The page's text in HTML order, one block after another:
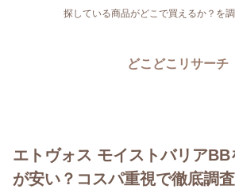
探している商品がどこで買えるか？を調
どこどこリサーチ
エトヴォス モイストバリアBB
が安い？コスパ重視で徹底調